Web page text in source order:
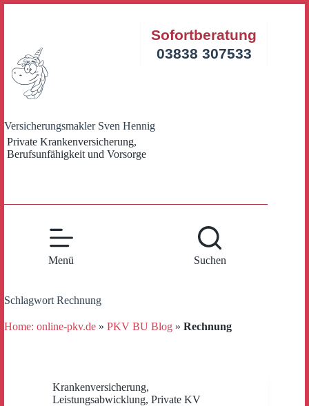
Versicherungsmakler Sven Hennig
Private Krankenversicherung,
Berufsunfähigkeit und Vorsorge
Sofortberatung
03838 307533
Menü Suchen
Schlagwort Rechnung
Home: online-pkv.de » PKV BU Blog » Rechnung
Krankenversicherung,
Leistungsabwicklung, Private KV